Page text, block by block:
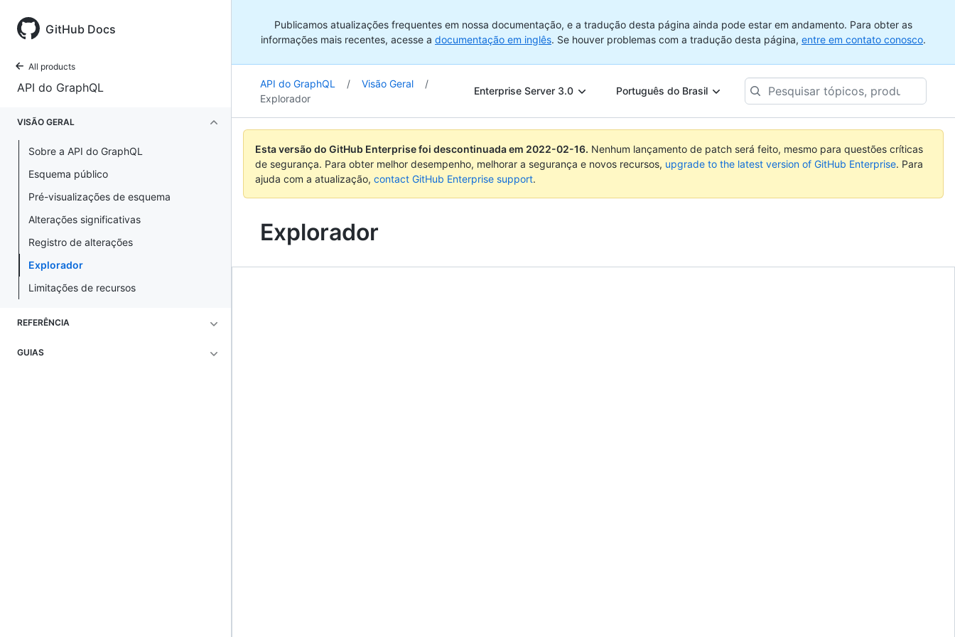
GitHub Docs
All products
API do GraphQL
VISÃO GERAL
Sobre a API do GraphQL
Esquema público
Pré-visualizações de esquema
Alterações significativas
Registro de alterações
Explorador
Limitações de recursos
REFERÊNCIA
GUIAS
Publicamos atualizações frequentes em nossa documentação, e a tradução desta página ainda pode estar em andamento. Para obter as
informações mais recentes, acesse a documentação em inglês. Se houver problemas com a tradução desta página, entre em contato conosco.
API do GraphQL / Visão Geral
/
Explorador
Enterprise Server 3.0 Português do Brasil
Pesquisar
tópicos,
Esta versão do GitHub Enterprise foi descontinuada em 2022-02-16. Nenhum lançamento de patch será feito, mesmo para questões críticas
de segurança. Para obter melhor desempenho, melhorar a segurança e novos recursos, upgrade to the latest version of GitHub Enterprise. Para
ajuda com a atualização, contact GitHub Enterprise support.
Explorador